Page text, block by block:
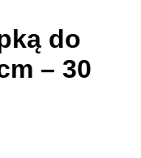
do
– 30